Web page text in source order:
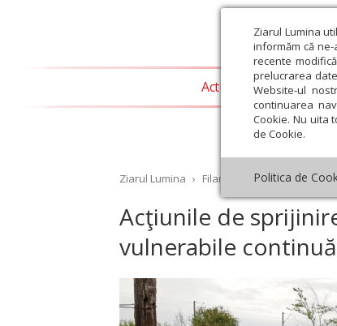
Ziarul Lumina
informăm că
recente
prelucrarea
Website-ul
continuarea
Cookie. Nu uita
de Cookie.
Politica de
Actualitate religioasă
Ziarul Lumina › Filantropie › Acţiunile de
Acţiunile de
vulnerabile continuă